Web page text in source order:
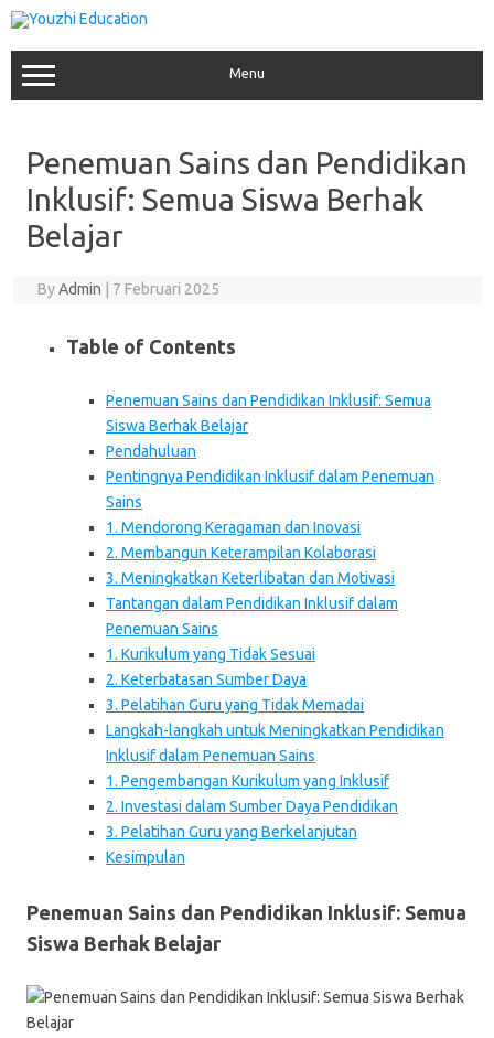
Skip
to
content
Menu
Penemuan Sains dan Pendidikan
Inklusif: Semua Siswa Berhak
Belajar
ByAdmin 7 Februari 2025
Table of Contents
Penemuan Sains dan Pendidikan Inklusif: Semua
Siswa Berhak Belajar
Pendahuluan
Pentingnya Pendidikan Inklusif dalam Penemuan
Sains
1. Mendorong Keragaman dan Inovasi
2. Membangun Keterampilan Kolaborasi
3. Meningkatkan Keterlibatan dan Motivasi
Tantangan dalam Pendidikan Inklusif dalam
Penemuan Sains
1. Kurikulum yang Tidak Sesuai
2. Keterbatasan Sumber Daya
3. Pelatihan Guru yang Tidak Memadai
Langkah-langkah untuk Meningkatkan Pendidikan
Inklusif dalam Penemuan Sains
1. Pengembangan Kurikulum yang Inklusif
2. Investasi dalam Sumber Daya Pendidikan
3. Pelatihan Guru yang Berkelanjutan
Kesimpulan
Penemuan Sains dan Pendidikan Inklusif: Semua
Siswa Berhak Belajar